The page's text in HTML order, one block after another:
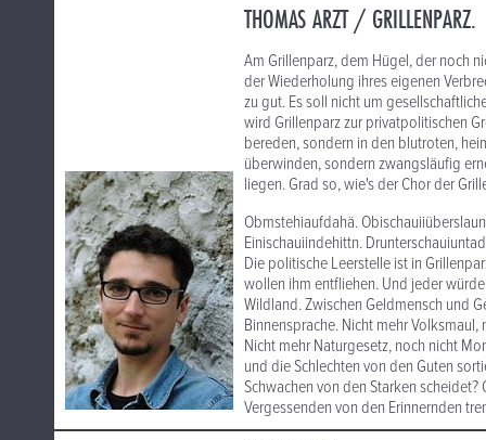
THOMAS ARZT / GRILLENPARZ.
Am Grillenparz, dem Hügel, der noch
der Wiederholung ihres eigenen
zu gut. Es soll nicht um
wird Grillenparz zur privatpolitischen
bereden, sondern in den blutroten,
überwinden, sondern zwangsläufig
liegen. Grad so, wie's der Chor der
Obmstehiaufdahä.
Einischauiindehittn.
Die politische Leerstelle ist in
wollen ihm entfliehen. Und jeder
Wildland. Zwischen Geldmensch und
Binnensprache. Nicht mehr
Nicht mehr Naturgesetz, noch nicht
und die Schlechten von den Guten
Schwachen von den Starken
Vergessenden von den Erinnernden